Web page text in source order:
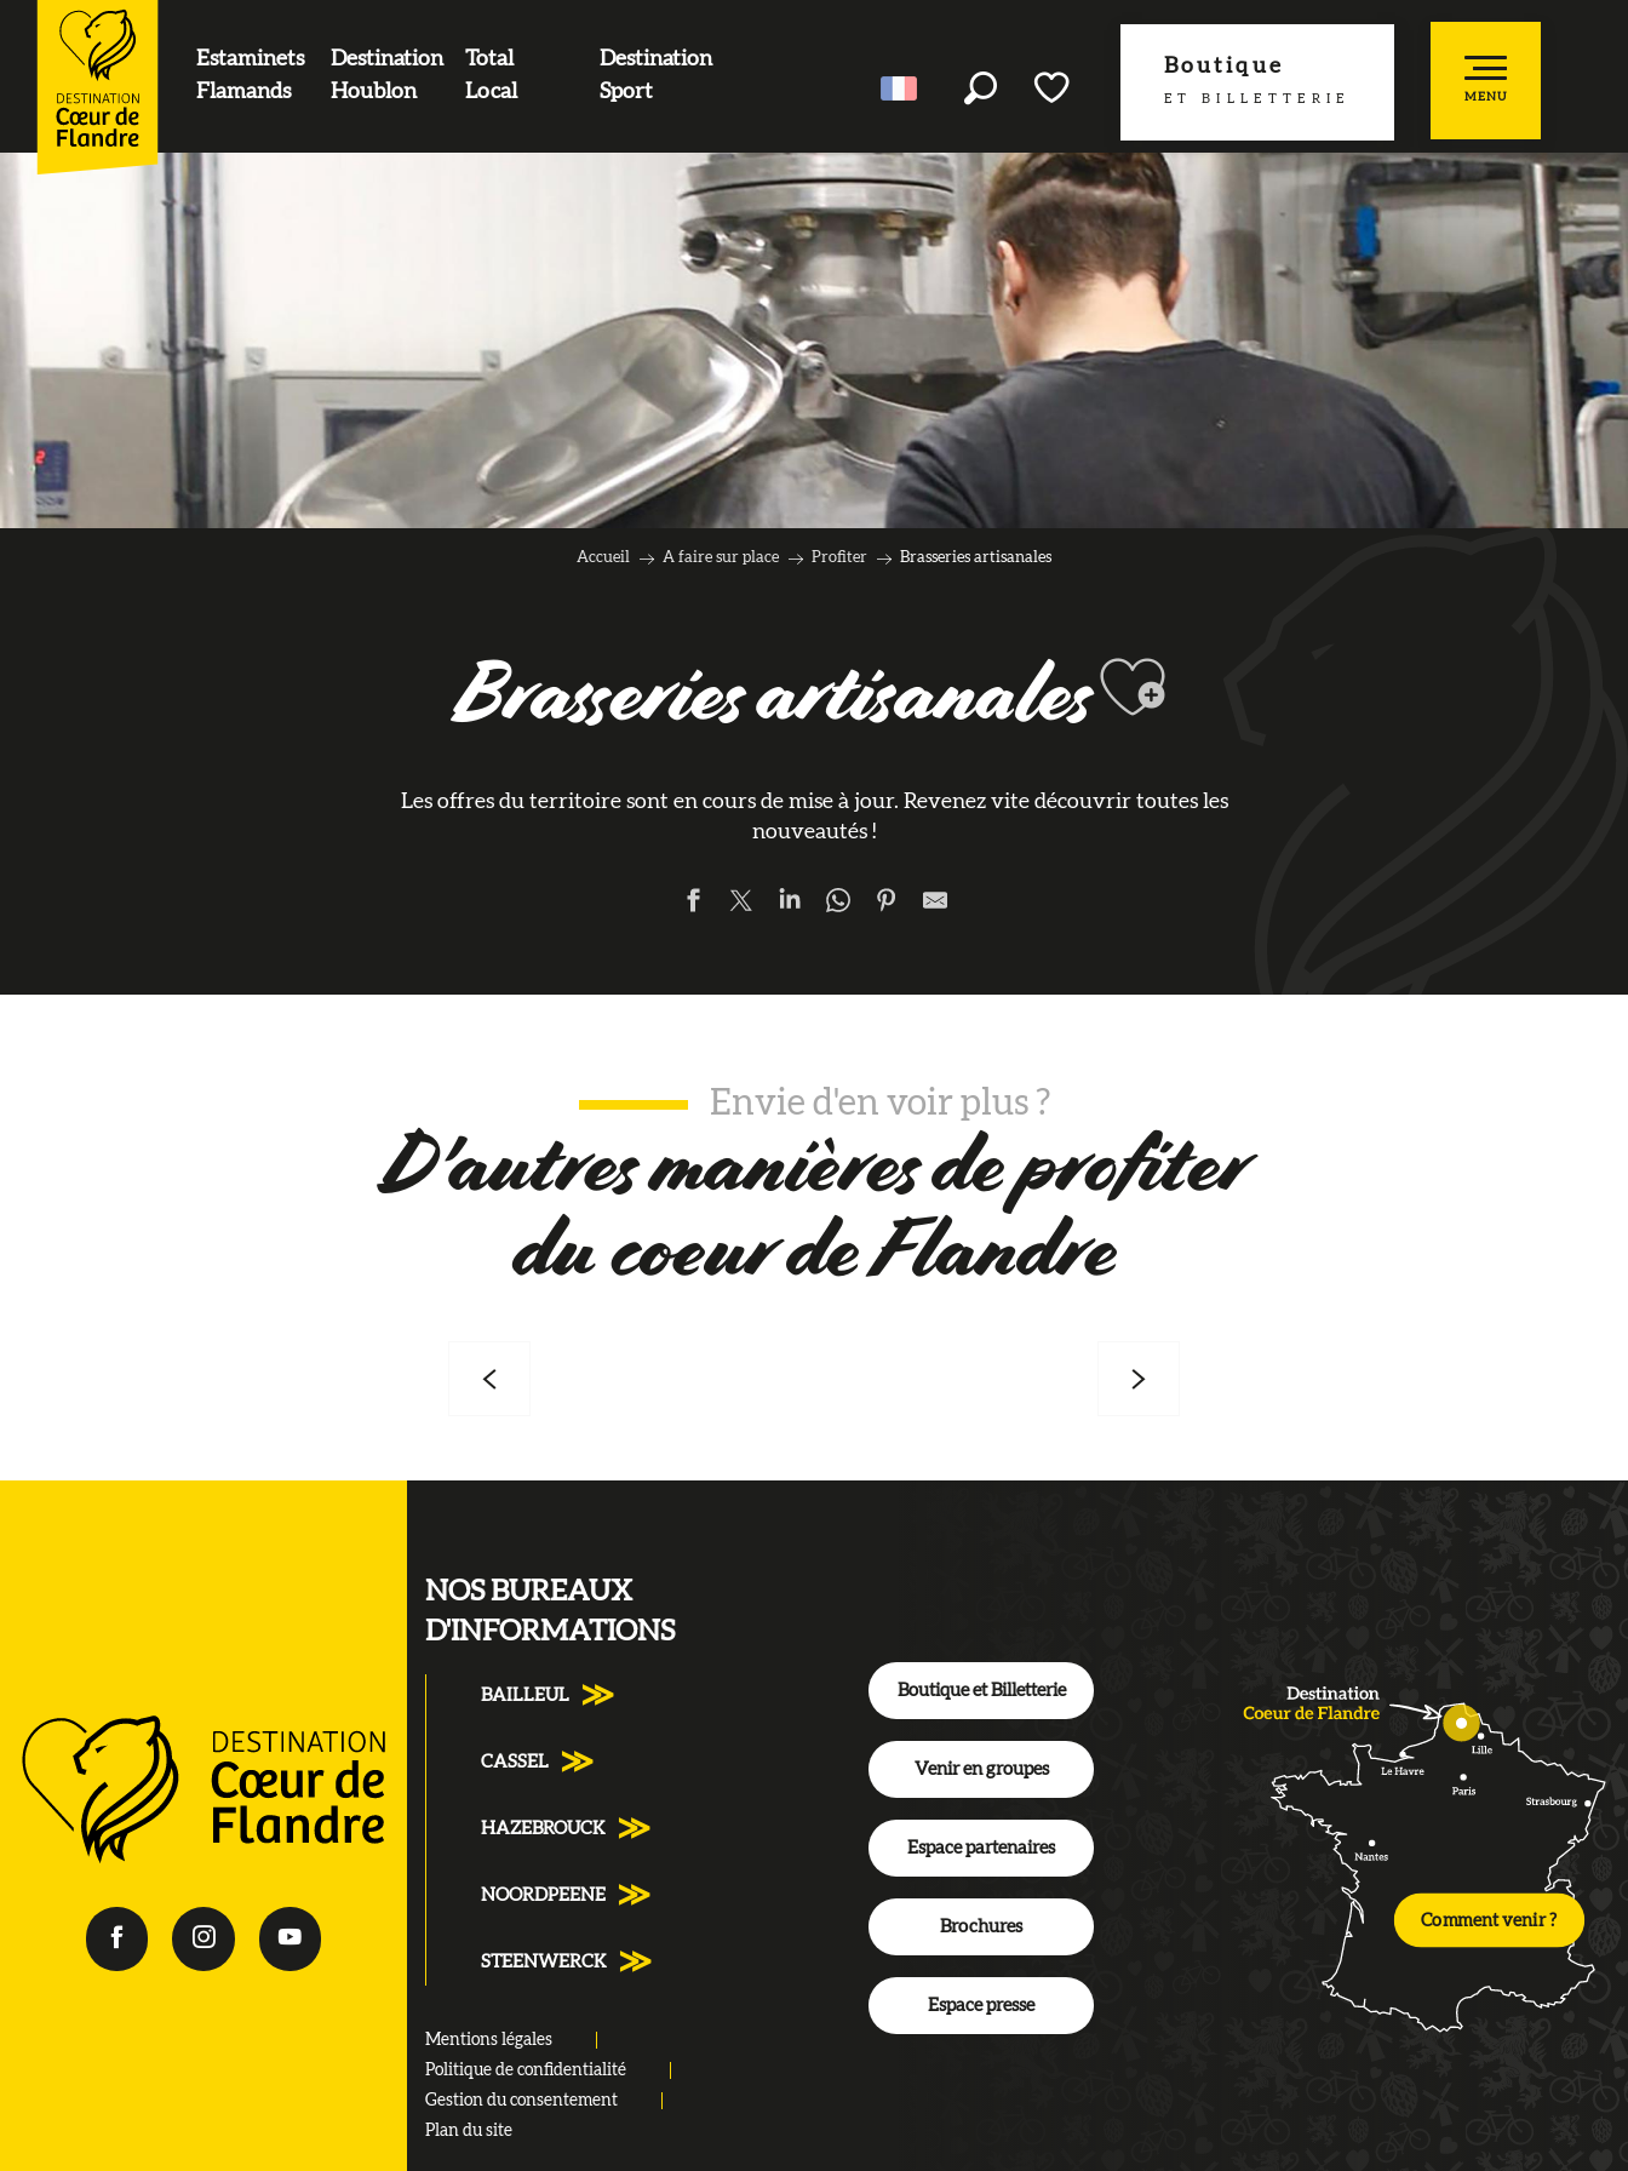
contenu
principal
Boutique
ET BILLETTERIE
Estaminets
Flamands
Destination
Houblon
Total
Local
Destination
Sport
MENU
LOGO
Accueil A faire sur place Profiter Brasseries artisanales
Brasseries artisanalesAjouter aux
Les offres du territoire sont en cours de mise à jour. Revenez vite découvrir toutes les
nouveautés !
Brasserie du Pays Flamand - brasserie spontanerie
Envie d'en voir plus ?
D'autres manières de profiter
du coeur de Flandre
NOS BUREAUX
D'INFORMATIONS
BAILLEUL
CASSEL
HAZEBROUCK
NOORDPEENE
STEENWERCK
Mentions légales
Politique de confidentialité
Gestion du consentement
Plan du site
Boutique et Billetterie
Venir en groupes
Espace partenaires
Brochures
Espace presse
Comment venir ?